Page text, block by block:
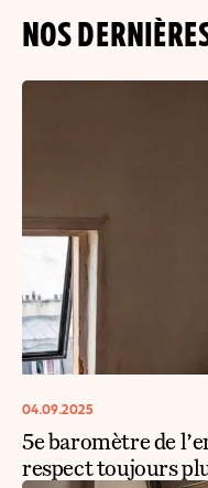
NOS
04.09.2025
5e baromètre de
respect toujours